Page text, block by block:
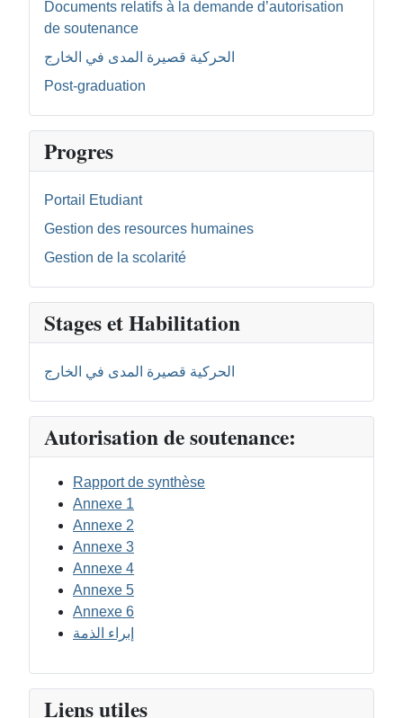
Documents relatifs à la demande d’autorisation
de soutenance
الحركية قصيرة المدى في الخارج
Post-graduation
Progres
Portail Etudiant
Gestion des resources humaines
Gestion de la scolarité
Stages et Habilitation
الحركية قصيرة المدى في الخارج
Autorisation de soutenance:
Rapport de synthèse
Annexe 1
Annexe 2
Annexe 3
Annexe 4
Annexe 5
Annexe 6
إبراء الذمة
Liens utiles